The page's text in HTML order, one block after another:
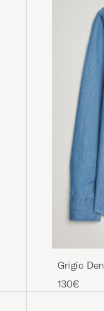
Grigio
130€